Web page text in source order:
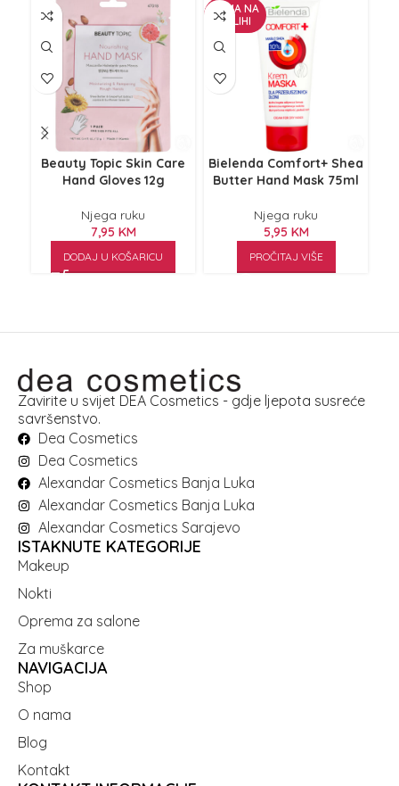
Beauty Topic Skin Care
Hand Gloves 12g
Njega ruku
7,95 KM
DODAJ U KOŠARICU
NEMA NA
ZALIHI
Bielenda Comfort+ Shea
Butter Hand Mask 75ml
Njega ruku
5,95 KM
PROČITAJ VIŠE
Zavirite u svijet DEA Cosmetics - gdje ljepota susreće
savršenstvo.
Dea Cosmetics
Dea Cosmetics
Alexandar Cosmetics Banja Luka
Alexandar Cosmetics Banja Luka
Alexandar Cosmetics Sarajevo
ISTAKNUTE KATEGORIJE
Makeup
Nokti
Oprema za salone
Za muškarce
NAVIGACIJA
Shop
O nama
Blog
Kontakt